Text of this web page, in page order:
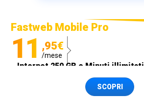
Fastweb Mobile Pro
11 ,95€
/mese
Internet 250 GB e Minuti illimitati
Spedizione SIM GRATISSCOPRI